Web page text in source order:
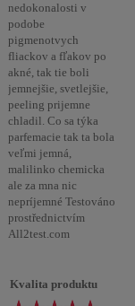
nedokonalosti v
podobe
pigmenotvych
fliackov a fľakov po
akné, tak tie boli
jemnejšie, svetlejšie,
peeling prijemne
chladil. Co sa týka
parfemacie tak ta bola
veľmi jemná,
malilinko chemicka
ale za mna nic
nepríjemné Testováno
prostřednictvím
All2test.com
Kvalita produktu